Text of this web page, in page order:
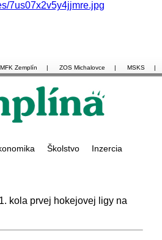
MFK Zemplín | ZOS Michalovce | MSKS |
Školstvo Inzercia
kola prvej hokejovej ligy na